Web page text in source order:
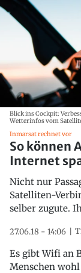
Blick ins Cockpit:
Wetterinfos vom
Inmarsat rechnet vor
So können
Internet
Nicht nur
Satelliten-
selber zugute.
27.06.18 - 14:06
Es gibt Wifi an
Menschen